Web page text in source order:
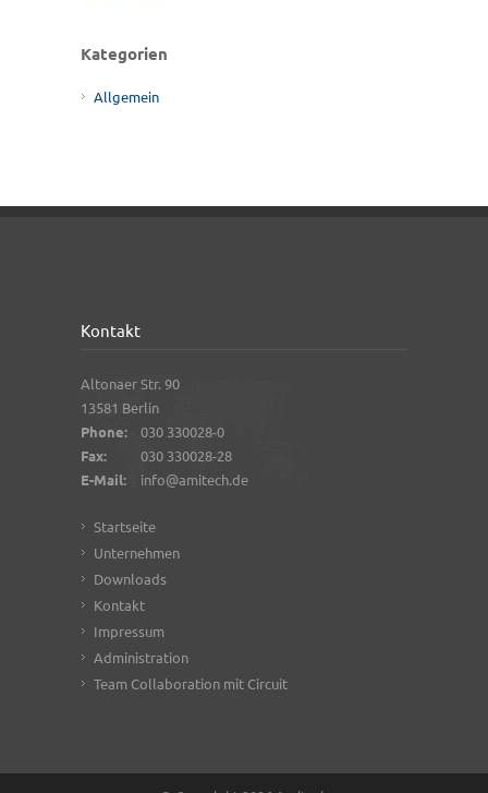
Kategorien
Allgemein
Kontakt
Altonaer Str. 90
13581 Berlin
Phone:
030 330028-0
Fax:
030 330028-28
E-Mail:
info@amitech.de
Startseite
Unternehmen
Downloads
Kontakt
Impressum
Administration
Team Collaboration mit Circuit